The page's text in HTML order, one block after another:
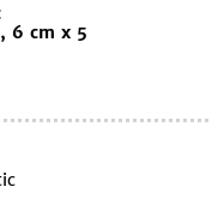
6 cm x 5